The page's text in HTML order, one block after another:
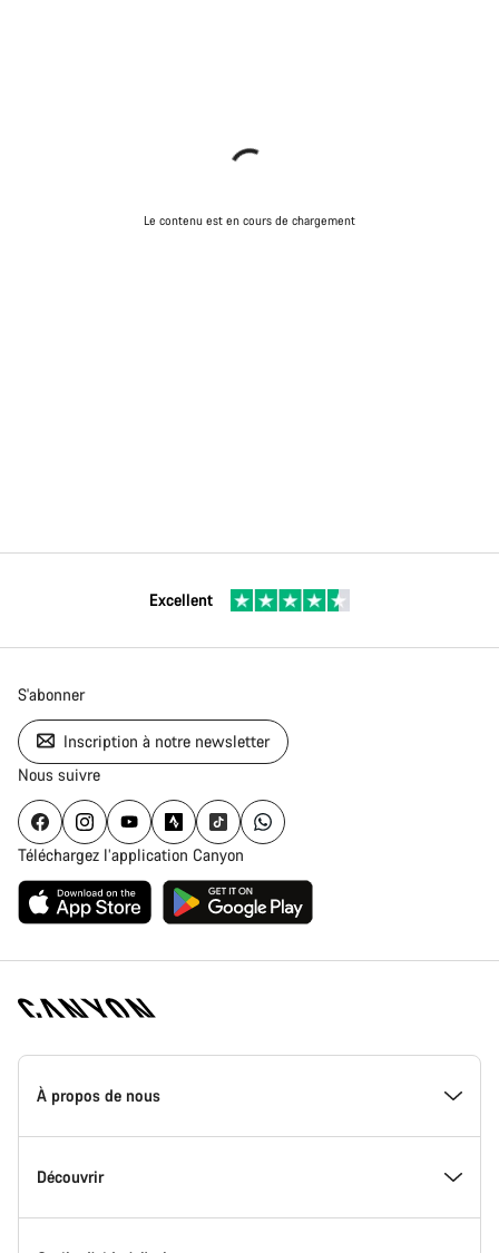
Le contenu est en cours de chargement
Excellent
S'abonner
Inscription à notre newsletter
Nous suivre
Téléchargez l’application Canyon
Page
d'accueil
Canyon
-
Canyon
À propos de nous
Inside Canyon
Découvrir